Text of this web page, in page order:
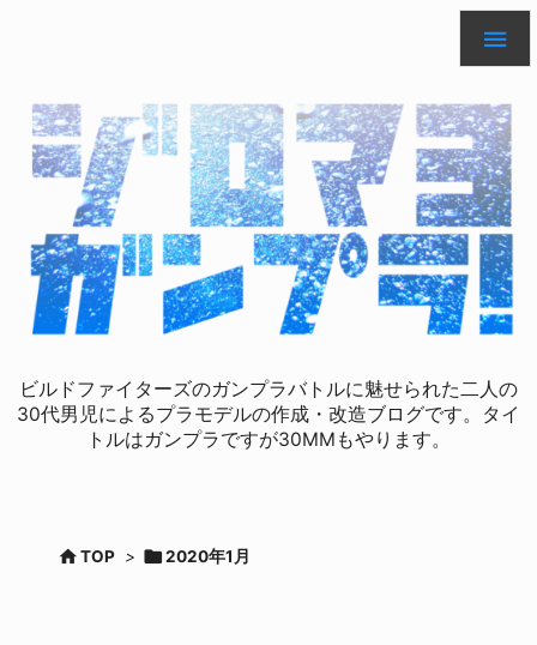

ビルドファイターズのガンプラバトルに魅せられた二人の
30代男児によるプラモデルの作成・改造ブログです。タイ
トルはガンプラですが30MMもやります。
TOP > 2020年1月